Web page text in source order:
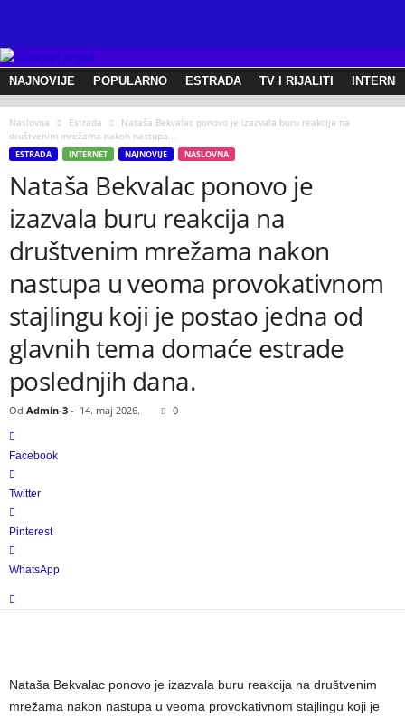
w
.
i
NAJNOVIJE POPULARNO ESTRADA TV I RIJALITI
Naslovna Estrada
Nataša Bekvalac ponovo je izazvala buru reakcija na
društvenim mrežama nakon nastupa...
ESTRADA INTERNET NAJNOVIJE NASLOVNA
Nataša Bekvalac ponovo je
izazvala buru reakcija na
društvenim mrežama nakon
nastupa u veoma provokativnom
stajlingu koji je postao jedna od
glavnih tema domaće estrade
poslednjih dana.
Od Admin-3 - 14. maj 2026. 0
Facebook
Twitter
Pinterest
WhatsApp
Nataša Bekvalac ponovo je izazvala buru reakcija na društvenim
mrežama nakon nastupa u veoma provokativnom stajlingu koji je